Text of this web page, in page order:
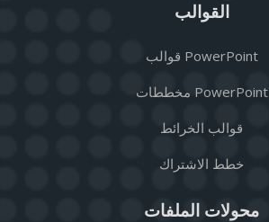
القوالب
قوالب PowerPoint
مخططات PowerPoint
قوالب الخرائط
خطط الاشتراك
محولات الملفات